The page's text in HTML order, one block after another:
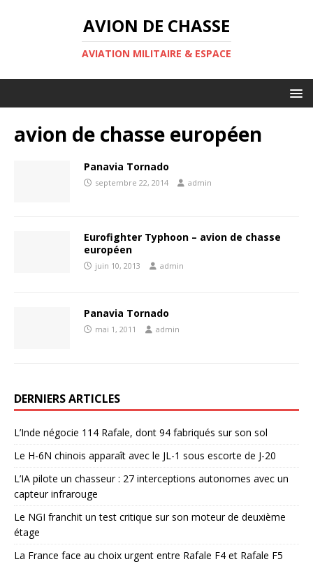
AVION DE CHASSE
AVIATION MILITAIRE & ESPACE
avion de chasse européen
Panavia Tornado
septembre 22, 2014 admin
Eurofighter Typhoon – avion de chasse
européen
juin 10, 2013 admin
Panavia Tornado
mai 1, 2011 admin
DERNIERS ARTICLES
L’Inde négocie 114 Rafale, dont 94 fabriqués sur son sol
Le H-6N chinois apparaît avec le JL-1 sous escorte de J-20
L’IA pilote un chasseur : 27 interceptions autonomes avec un
capteur infrarouge
Le NGI franchit un test critique sur son moteur de deuxième
étage
La France face au choix urgent entre Rafale F4 et Rafale F5